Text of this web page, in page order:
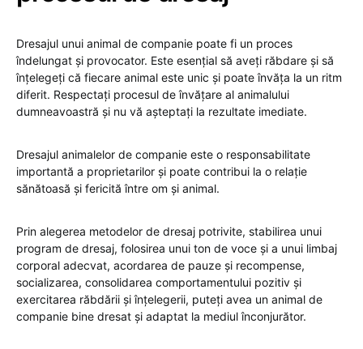
Dresajul unui animal de companie poate fi un proces
îndelungat și provocator. Este esențial să aveți răbdare și să
înțelegeți că fiecare animal este unic și poate învăța la un ritm
diferit. Respectați procesul de învățare al animalului
dumneavoastră și nu vă așteptați la rezultate imediate.
Dresajul animalelor de companie este o responsabilitate
importantă a proprietarilor și poate contribui la o relație
sănătoasă și fericită între om și animal.
Prin alegerea metodelor de dresaj potrivite, stabilirea unui
program de dresaj, folosirea unui ton de voce și a unui limbaj
corporal adecvat, acordarea de pauze și recompense,
socializarea, consolidarea comportamentului pozitiv și
exercitarea răbdării și înțelegerii, puteți avea un animal de
companie bine dresat și adaptat la mediul înconjurător.